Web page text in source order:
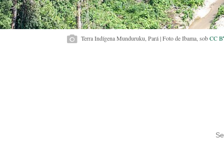
Terra Indígena Munduruku, Pará | Foto de Ibama, sobCC